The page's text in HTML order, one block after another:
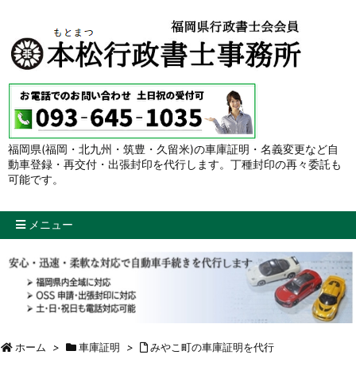
福岡県(福岡・北九州・筑豊・久留米)の車庫証明・名義変更など自
動車登録・再交付・出張封印を代行します。丁種封印の再々委託も
可能です。
メニュー
ホーム > 車庫証明 > みやこ町の車庫証明を代行